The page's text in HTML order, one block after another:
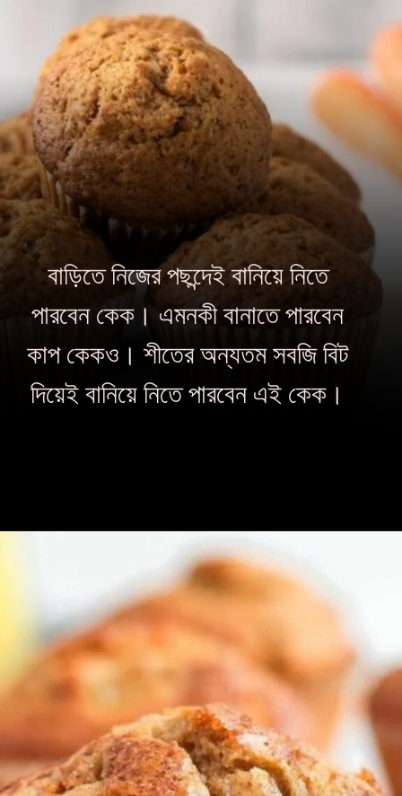
বাড়িতে নিজের পছন্দেই বানিয়ে নিতে
পারবেন কেক। এমনকী বানাতে পারবেন
কাপ কেকও। শীতের অন্যতম সবজি বিট
দিয়েই বানিয়ে নিতে পারবেন এই কেক।